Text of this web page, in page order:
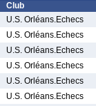
Club
U.S. Orléans.Echecs
U.S. Orléans.Echecs
U.S. Orléans.Echecs
U.S. Orléans.Echecs
U.S. Orléans.Echecs
U.S. Orléans.Echecs